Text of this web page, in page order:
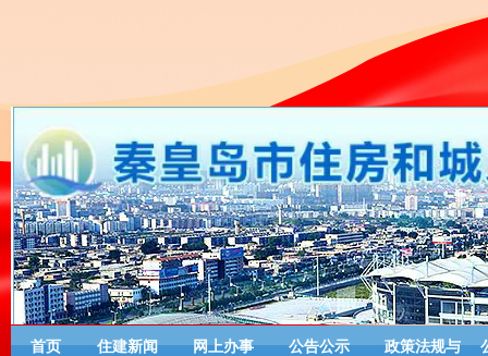
首页 住建新闻 网上办事 公告公示
政策法规与